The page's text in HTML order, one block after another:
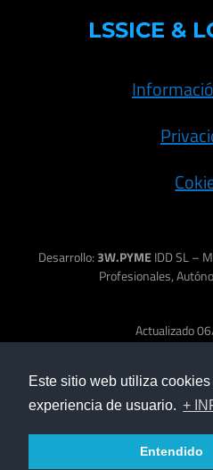
Este sitio web utiliza
experiencia de usuario. +
Entendido
LSSICE &
Desarrollo: 3W.PYMEIDD SL –
Profesionales,
Actualizado